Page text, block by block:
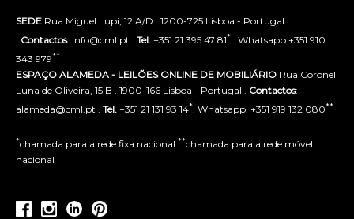
SEDE Rua Miguel Lupi, 12 A/D . 1200-725 Lisboa - Portugal
Contactos: info@cml.pt . Tel. +351 21 395 47 81* . Whatsapp +351 910
343 979**
ESPAÇO ALAMEDA - LEILÕES ONLINE DE MOBILIÁRIO Rua Coronel
Luna de Oliveira, 15 B . 1900-166 Lisboa - Portugal . Contactos:
alameda@cml.pt . Tel. +351 21 131 93 14* . Whatsapp. +351 919 132 080**
*chamada para a rede fixa nacional **chamada para a rede móvel
nacional